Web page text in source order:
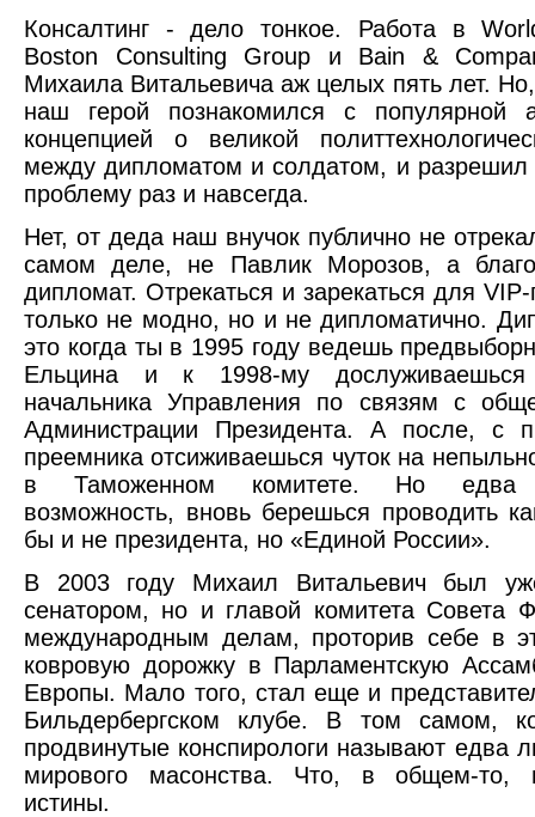
Консалтинг - дело тонкое. Работа в
Boston Consulting Group и Bain &
Михаила Витальевича аж целых пять лет.
наш герой познакомился с популярной
концепцией о великой
между дипломатом и солдатом, и разрешил
проблему раз и навсегда.
Нет, от деда наш внучок публично не
самом деле, не Павлик Морозов, а
дипломат. Отрекаться и зарекаться для
только не модно, но и не дипломатично.
это когда ты в 1995 году ведешь
Ельцина и к 1998-му
начальника Управления по связям с
Администрации Президента. А после, с
преемника отсиживаешься чуток на
в Таможенном комитете. Но едва
возможность, вновь берешься проводить
бы и не президента, но «Единой России».
В 2003 году Михаил Витальевич был
сенатором, но и главой комитета Совета
международным делам, проторив себе в
ковровую дорожку в Парламентскую
Европы. Мало того, стал еще и
Бильдербергском клубе. В том самом,
продвинутые конспирологи называют едва
мирового масонства. Что, в общем-то,
истины.